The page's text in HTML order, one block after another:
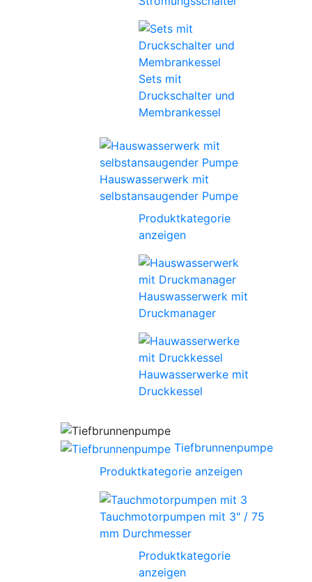
Sets mit
Druckschalter und
Membrankessel
Hauswasserwerk mit
selbstansaugender Pumpe
Produktkategorie
anzeigen
Hauswasserwerk mit
Druckmanager
Hauwasserwerke mit
Druckkessel
Tiefbrunnenpumpe
Produktkategorie anzeigen
Tauchmotorpumpen mit 3" / 75
mm Durchmesser
Produktkategorie
anzeigen